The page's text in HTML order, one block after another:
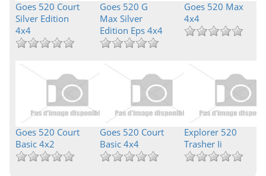
Goes 520 Court
Silver Edition
4x4
Goes 520 G
Max Silver
Edition Eps 4x4
Goes 520 Max
4x4
Goes 520 Court
Basic 4x2
Goes 520 Court
Basic 4x4
Explorer 520
Trasher Ii